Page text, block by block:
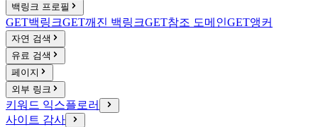
백링크 프로필
GET백링크GET깨진 백링크GET참조 도메인GET앵커
자연 검색
유료 검색
페이지
외부 링크
키워드 익스플로러
사이트 감사